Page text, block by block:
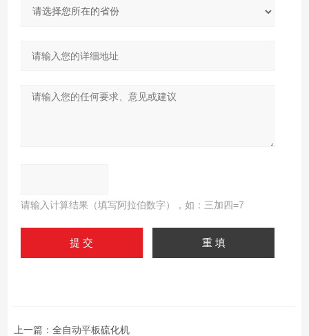
请输入计算结果（填写阿拉伯数字），如：三加四=7
上一篇： 全自动平板硫化机